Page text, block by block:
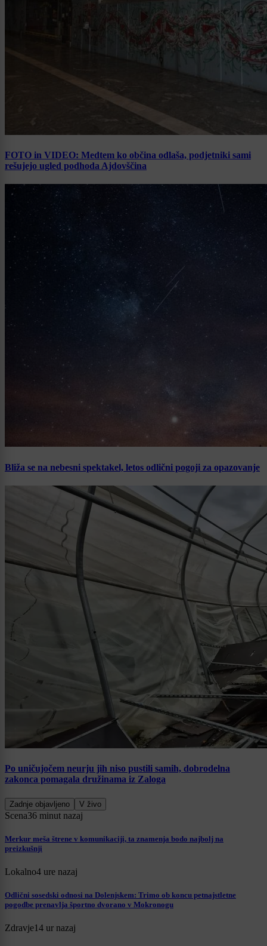
FOTO in VIDEO: Medtem ko občina odlaša, podjetniki sami
rešujejo ugled podhoda Ajdovščina
Bliža se na nebesni spektakel, letos odlični pogoji za opazovanje
Po uničujočem neurju jih niso pustili samih, dobrodelna
zakonca pomagala družinama iz Zaloga
Zadnje objavljeno V živo
Scena36 minut nazaj
Merkur meša štrene v komunikaciji, ta znamenja bodo najbolj na
preizkušnji
Lokalno4 ure nazaj
Odlični sosedski odnosi na Dolenjskem: Trimo ob koncu petnajstletne
pogodbe prenavlja športno dvorano v Mokronogu
Zdravje14 ur nazaj